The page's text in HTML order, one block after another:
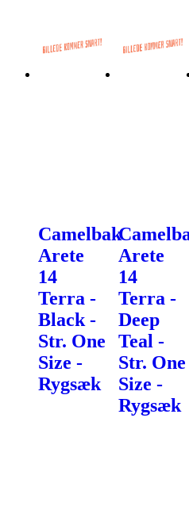
Camelbak
Arete
14
Terra -
Black -
Str. One
Size -
Rygsæk
Arete
14
Terra -
Deep
Teal -
Str. One
Size -
Rygsæk